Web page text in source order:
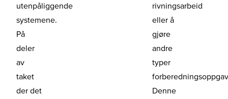
utenpåliggende
systemene.
På
deler
av
taket
der det
rivningsarbeid
eller å
gjøre
andre
typer
Denne